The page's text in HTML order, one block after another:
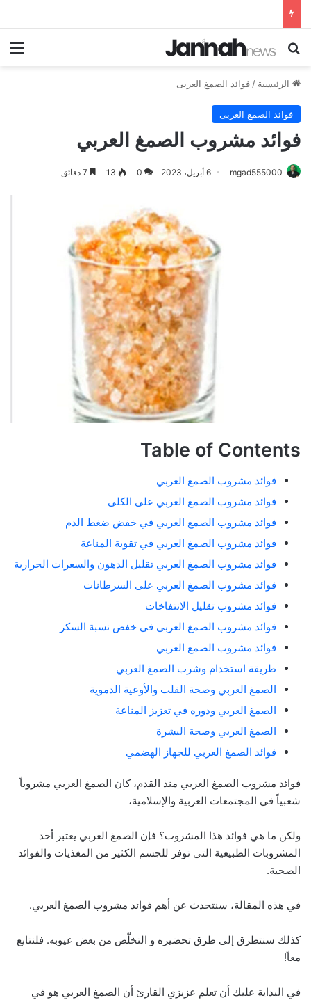
بحث عن
الرئيسية / فوائد الصمغ العربى
فوائد الصمغ العربى
فوائد مشروب الصمغ العربي
mgad555000 6 أبريل، 2023 0
13
Table of Contents
فوائد مشروب الصمغ العربي
فوائد مشروب الصمغ العربي على الكلى
فوائد مشروب الصمغ العربي في خفض ضغط الدم
فوائد مشروب الصمغ العربي في تقوية المناعة
فوائد مشروب الصمغ العربي تقليل الدهون والسعرات الحرارية
فوائد مشروب الصمغ العربي على السرطانات
فوائد مشروب تقليل الانتفاخات
فوائد مشروب الصمغ العربي في خفض نسبة السكر
فوائد مشروب الصمغ العربي
طريقة استخدام وشرب الصمغ العربي
الصمغ العربي وصحة القلب والأوعية الدموية
الصمغ العربي ودوره في تعزيز المناعة
الصمغ العربي وصحة البشرة
فوائد الصمغ العربي للجهاز الهضمي
فوائد مشروب الصمغ العربي منذ القدم، كان الصمغ العربي مشروباً
شعبياً في المجتمعات العربية والإسلامية،
ولكن ما هي فوائد هذا المشروب؟ فإن الصمغ العربي يعتبر أحد
المشروبات الطبيعية التي توفر للجسم الكثير من المغذيات والفوائد
الصحية.
في هذه المقالة، سنتحدث عن أهم فوائد مشروب الصمغ العربي.
كذلك سنتطرق إلى طرق تحضيره و التخلّص من بعض عيوبه. فلنتابع
معاً!
في البداية عليك أن تعلم عزيزي القارئ أن الصمغ العربي هو في